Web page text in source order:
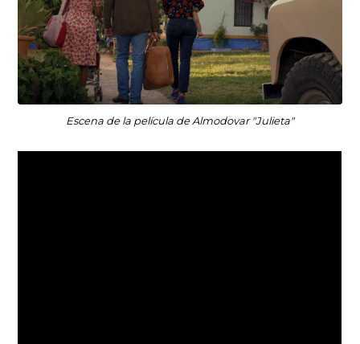
Escena de la película de Almodovar "Julieta"